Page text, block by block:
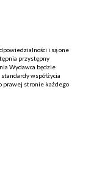
i są one
przystępny
Wydawca będzie
współżycia
prawej stronie każdego